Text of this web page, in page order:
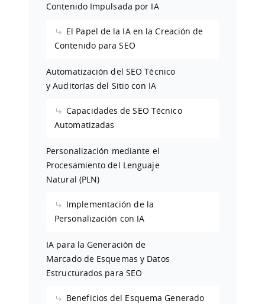
Contenido Impulsada por IA
El Papel de la IA en la Creación de
Contenido para SEO
Automatización del SEO Técnico
y Auditorías del Sitio con IA
Capacidades de SEO Técnico
Automatizadas
Personalización mediante el
Procesamiento del Lenguaje
Natural (PLN)
Implementación de la
Personalización con IA
IA para la Generación de
Marcado de Esquemas y Datos
Estructurados para SEO
Beneficios del Esquema Generado